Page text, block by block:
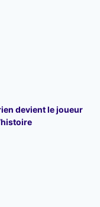
devient le joueur